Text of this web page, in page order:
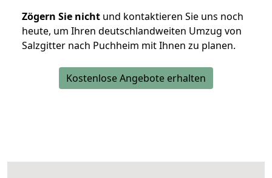
Zögern Sie nicht und kontaktieren Sie uns noch
heute, um Ihren deutschlandweiten Umzug von
Salzgitter nach Puchheim mit Ihnen zu planen.
Kostenlose Angebote erhalten